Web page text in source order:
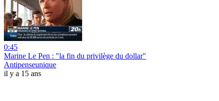
0:45
Marine Le Pen : "la fin du privilège du dollar"
Antipenseunique
il y a 15 ans